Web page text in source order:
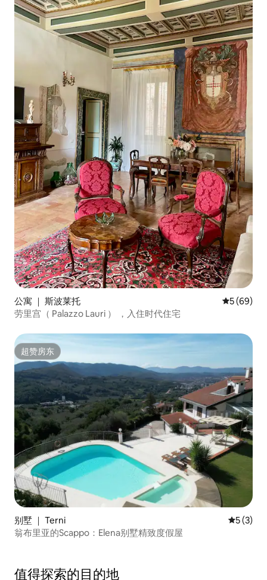
公寓 ｜ 斯波莱托 平均评分
5 (69)
劳里宫（ Palazzo Lauri ） ，入住时代住宅
超赞房东
超赞房东
别墅 ｜ Terni 平均评分
5 (3)
翁布里亚的Scappo：Elena别墅精致度假屋
值得探索的目的地